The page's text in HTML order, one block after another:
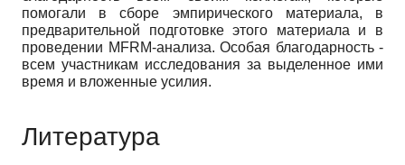
помогали в сборе эмпирического материала, в
предварительной подготовке этого материала и в
проведении MFRM-анализа. Особая благодарность -
всем участникам исследования за выделенное ими
время и вложенные усилия.
Литература